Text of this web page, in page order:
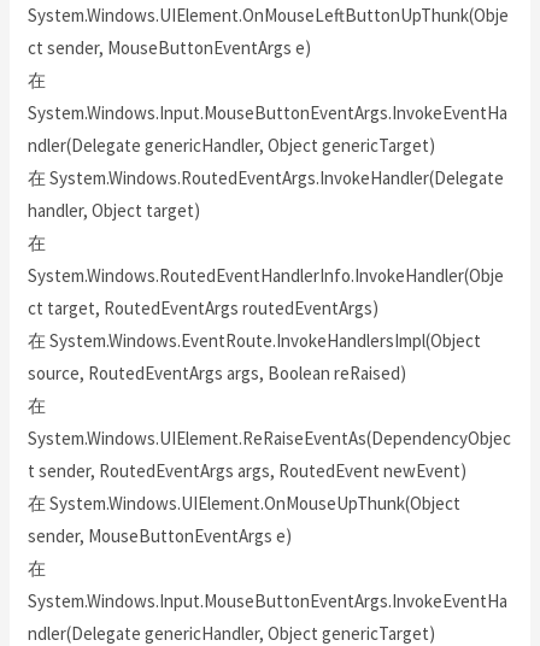
System.Windows.UIElement.OnMouseLeftButtonUpThunk(Obje
ct sender, MouseButtonEventArgs e)
在
System.Windows.Input.MouseButtonEventArgs.InvokeEventHa
ndler(Delegate genericHandler, Object genericTarget)
在 System.Windows.RoutedEventArgs.InvokeHandler(Delegate
handler, Object target)
在
System.Windows.RoutedEventHandlerInfo.InvokeHandler(Obje
ct target, RoutedEventArgs routedEventArgs)
在 System.Windows.EventRoute.InvokeHandlersImpl(Object
source, RoutedEventArgs args, Boolean reRaised)
在
System.Windows.UIElement.ReRaiseEventAs(DependencyObjec
t sender, RoutedEventArgs args, RoutedEvent newEvent)
在 System.Windows.UIElement.OnMouseUpThunk(Object
sender, MouseButtonEventArgs e)
在
System.Windows.Input.MouseButtonEventArgs.InvokeEventHa
ndler(Delegate genericHandler, Object genericTarget)